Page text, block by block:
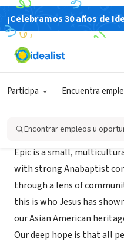
¡Celebramos 30 años de
Participa Encuentra
Encontrar empleos u
ORGANIZACIÓN SIN FIN
Epic Church
Epic is a small,
with strong Anabaptist
through a lens of
this is who Jesus has
our Asian American
Our deep hope is that all